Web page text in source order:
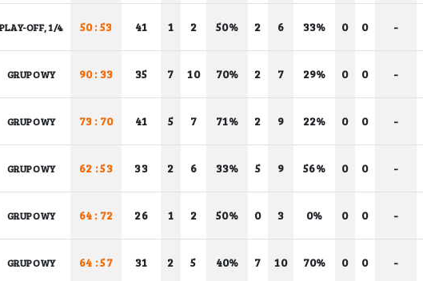
PLAY-OFF, 1/4 50 : 53 41 1 2 50% 2 6 33% 0 0 -
GRUPOWY 90 : 33 35 7 10 70% 2 7 29% 0 0 -
GRUPOWY 73 : 70 41 5 7 71% 2 9 22% 0 0 -
GRUPOWY 62 : 53 33 2 6 33% 5 9 56% 0 0 -
GRUPOWY 64 : 72 26 1 2 50% 0 3 0% 0 0 -
GRUPOWY 64 : 57 31 2 5 40% 7 10 70% 0 0 -